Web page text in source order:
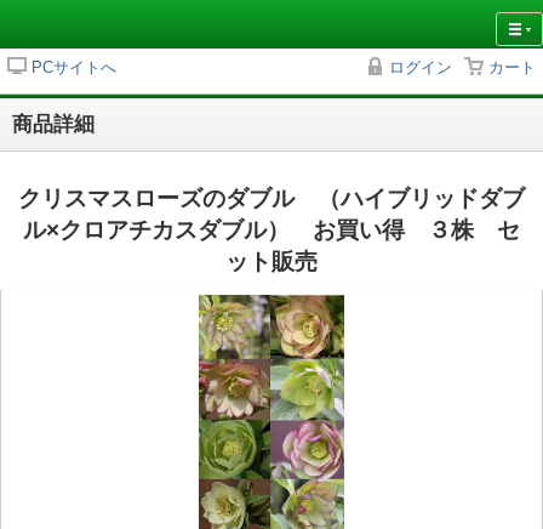
PCサイトへ ログイン カート
商品詳細
クリスマスローズのダブル （ハイブリッドダブ
ル×クロアチカスダブル） お買い得 ３株 セ
ット販売